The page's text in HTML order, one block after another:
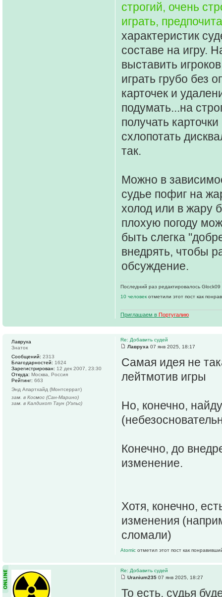
строгий, очень
играть,
характеристик
составе на игру.
выставить
играть грубо без
карточек и
подумать...на
получать
схлопотать
так.
Можно в
судье пофиг на
холод или в жару
плохую погоду
быть слегка
внедрять, чтобы
обсуждение.
Последний раз редактировалось
10 человек отметили этот пост как
Приглашаем в Португалию
Re: Добавить судей
Лавруха 07 янв 2025, 18:17
Самая идея не
лейтмотив игры
Но, конечно,
Конечно, до
изменение.
Хотя, конечно,
изменения
сломали)
Atomic отметил этот пост как
Лавруха
Знаток
Сообщений: 2313
Благодарностей: 1624
Зарегистрирован: 12 дек 2007, 23:30
Откуда: Москва, Россия
Рейтинг: 663
Энд Апартхайд (Монтсеррат)
зам. в Космос (Сан-Марино)
зам. в Калдикот Таун (Уэльс)
Re: Добавить судей
Uranium235 07 янв 2025, 18:27
То есть, судья